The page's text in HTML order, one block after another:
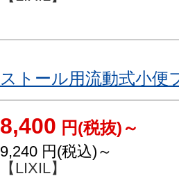
ストール用流動式小便
8,400 円(税抜)～
9,240 円(税込)～
【LIXIL】